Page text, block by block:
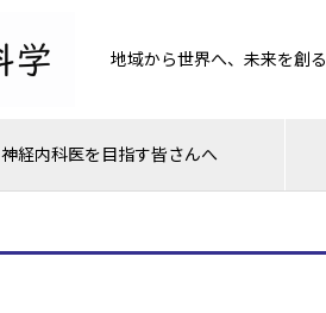
地域から世界へ、未来を創る
神経内科医を目指す皆さんへ